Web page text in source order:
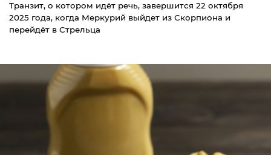
Транзит, о котором идёт речь, завершится 22 октября
2025 года, когда Меркурий выйдет из Скорпиона и
перейдёт в Стрельца